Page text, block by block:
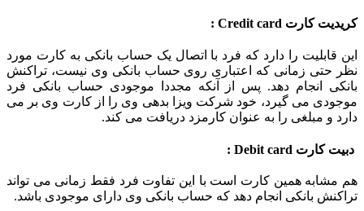
کریدیت کارت Credit card :
این قابلیت را دارد که فرد با اتصال یک حساب بانکی به کارت مورد
نظر حتی زمانی که اعتباری روی حساب بانکی وی نیست، تراکنش
بانکی انجام دهد. پس از آنکه مجددا موجودی حساب بانکی فرد
موجودی می گیرد، خود شرکت ویزا بدهی وی را از کارت وی بر می
دارد و مبلغی را به عنوان کارمزد دریافت می کند.
دبیت کارت Debit card :
هم مشابه همین کارت است با این تفاوت فرد فقط زمانی می تواند
تراکنش بانکی انجام دهد که حساب بانکی وی دارای موجودی باشد.